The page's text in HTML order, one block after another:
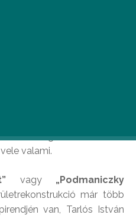
mögötti rész is azért
valami.
vagy „Podmaniczky
már több
van, Tarlós István